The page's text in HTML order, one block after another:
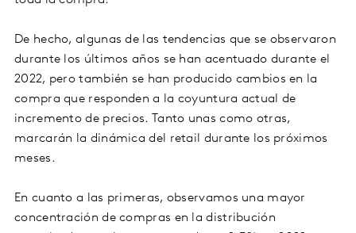
De hecho, algunas de las tendencias que se observaron
durante los últimos años se han acentuado durante el
2022, pero también se han producido cambios en la
compra que responden a la coyuntura actual de
incremento de precios. Tanto unas como otras,
marcarán la dinámica del retail durante los próximos
meses.
En cuanto a las primeras, observamos una mayor
concentración de compras en la distribución